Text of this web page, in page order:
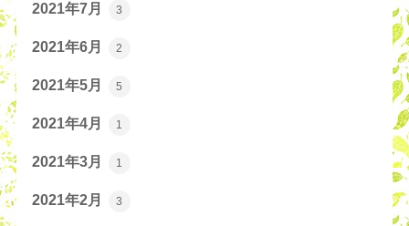
2021年7月 3
2021年6月 2
2021年5月 5
2021年4月 1
2021年3月 1
2021年2月 3